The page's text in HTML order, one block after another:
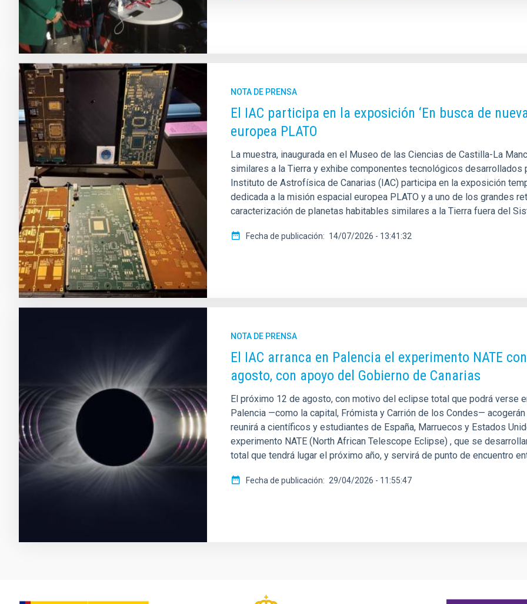
NOTA DE PRENSA
El IAC participa en la exposición ‘En busca de
europea PLATO
La muestra, inaugurada en el Museo de las Ciencias de Castilla-La
similares a la Tierra y exhibe componentes tecnológicos
Instituto de Astrofísica de Canarias (IAC) participa en la exposición
dedicada a la misión espacial europea PLATO y a uno de los grandes
caracterización de planetas habitables similares a la Tierra fuera del
Fecha de publicación 14/07/2026 - 13:41:32
NOTA DE PRENSA
El IAC arranca en Palencia el experimento NATE
agosto, con apoyo del Gobierno de Canarias
El próximo 12 de agosto, con motivo del eclipse total que podrá verse
Palencia —como la capital, Frómista y Carrión de los Condes—
reunirá a científicos y estudiantes de España, Marruecos y Estados
experimento NATE (North African Telescope Eclipse) , que se
total que tendrá lugar el próximo año, y servirá de punto de encuentro
Fecha de publicación 29/04/2026 - 11:55:47